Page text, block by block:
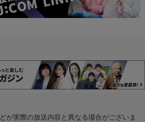
が実際の放送内容と異なる場合がございま